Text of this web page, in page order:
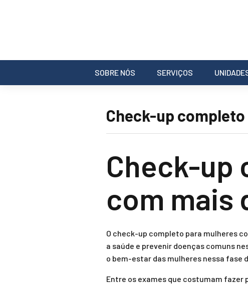
SOBRE NÓS SERVIÇOS
Check-up
Check-up
com mais
O check-up completo para mulheres
a saúde e prevenir doenças comuns
o bem-estar das mulheres nessa fase
Entre os exames que costumam fazer